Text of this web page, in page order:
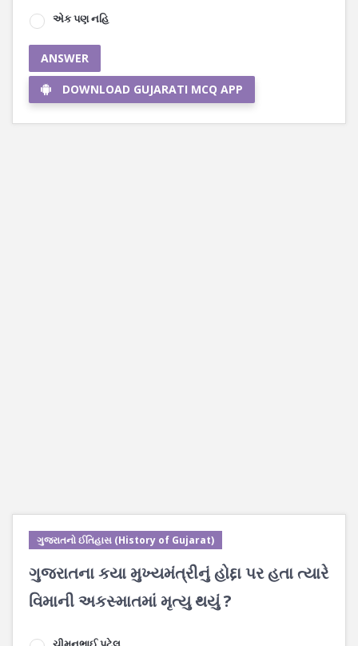
એક પણ નહિ
ANSWER
DOWNLOAD GUJARATI MCQ APP
ગુજરાતનો ઈતિહાસ (History of Gujarat)
ગુજરાતના કયા મુખ્યમંત્રીનું હોદ્દા પર હતા ત્યારે
વિમાની અકસ્માતમાં મૃત્યુ થયું ?